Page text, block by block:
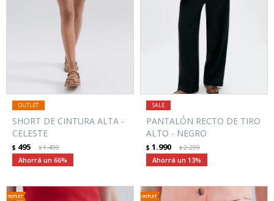
SHORT DE CINTURA ALTA -
CELESTE
$ 495 $1.499
66
PANTALÓN RECTO DE TIRO
ALTO - NEGRO
$ 1.990 $2.299
13